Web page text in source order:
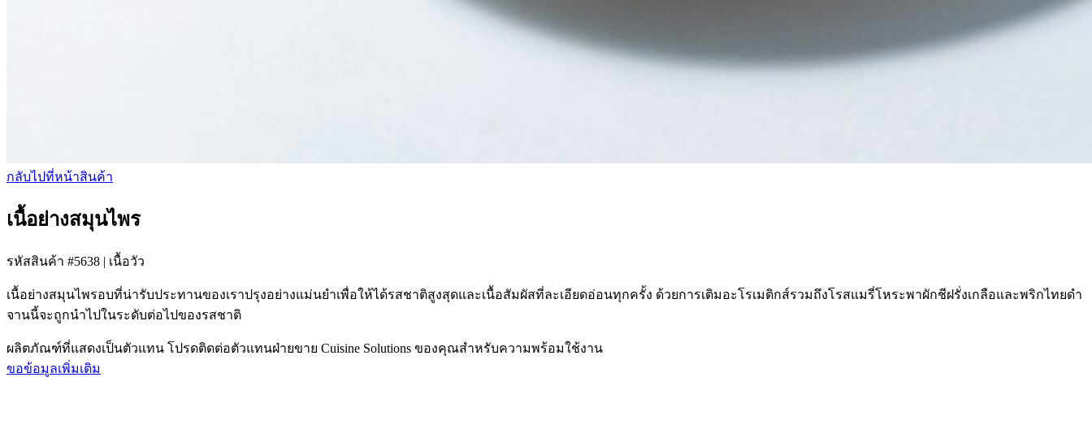
กลับไปที่หน้าสินค้า
เนื้อย่างสมุนไพร
รหัสสินค้า #5638 | เนื้อวัว
เนื้อย่างสมุนไพรอบที่น่ารับประทานของเราปรุงอย่างแม่นยําเพื่อให้ได้รสชาติสูงสุดและเนื้อสัมผัสที่ละเอียดอ่อนทุกครั้ง ด้วยการเติมอะโรเมติกส์รวมถึงโรสแมรี่โหระพาผักชีฝรั่งเกลือและพริกไทยดํา
จานนี้จะถูกนําไปในระดับต่อไปของรสชาติ
ผลิตภัณฑ์ที่แสดงเป็นตัวแทน โปรดติดต่อตัวแทนฝ่ายขาย Cuisine Solutions ของคุณสําหรับความพร้อมใช้งาน
ขอข้อมูลเพิ่มเติม